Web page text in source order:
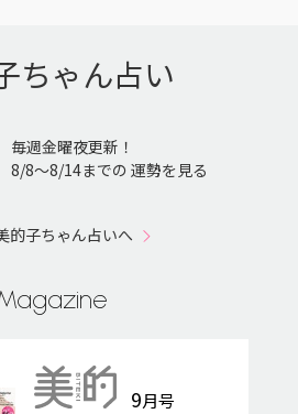
ちゃん占い
毎週金曜夜更新！
8/8〜8/14までの 運勢を見る
的子ちゃん占いへ
9月号